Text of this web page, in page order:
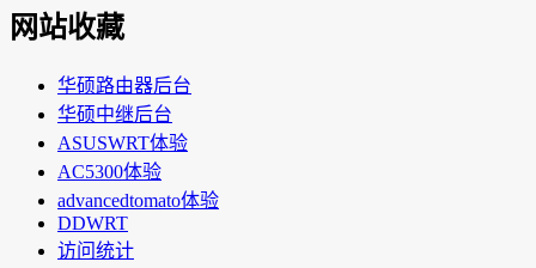
网站收藏
华硕路由器后台
华硕中继后台
ASUSWRT体验
AC5300体验
advancedtomato体验
DDWRT
访问统计